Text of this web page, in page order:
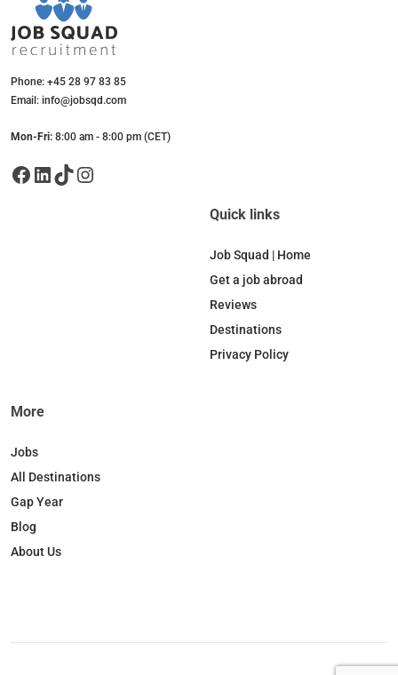
Phone: +45 28 97 83 85
Email: info@jobsqd.com
Mon-Fri: 8:00 am - 8:00 pm (CET)
Facebook LinkedIn TikTok Instagram
Quick links
Job Squad | Home
Get a job abroad
Reviews
Destinations
Privacy Policy
More
Jobs
All Destinations
Gap Year
Blog
About Us